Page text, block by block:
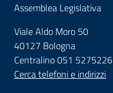
Contatti
Assemblea Legislativa
Viale Aldo Moro 50
40127 Bologna
Centralino 051 5275226
Cerca telefoni e indirizzi